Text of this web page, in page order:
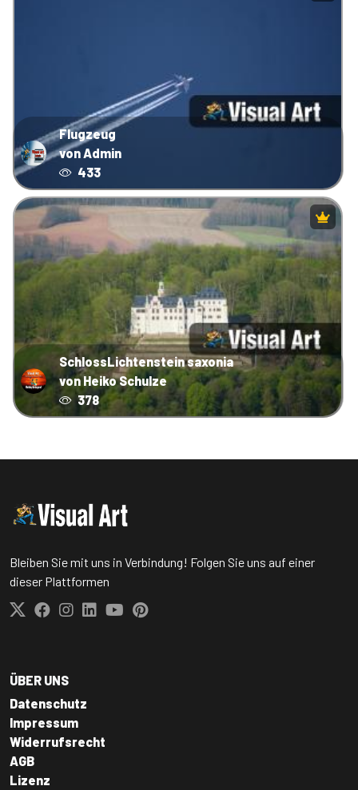
Flugzeug
von Admin
433
SchlossLichtenstein saxonia
von Heiko Schulze
378
Bleiben Sie mit uns in Verbindung! Folgen Sie uns auf einer
dieser Plattformen
ÜBER UNS
Datenschutz
Impressum
Widerrufsrecht
AGB
Lizenz